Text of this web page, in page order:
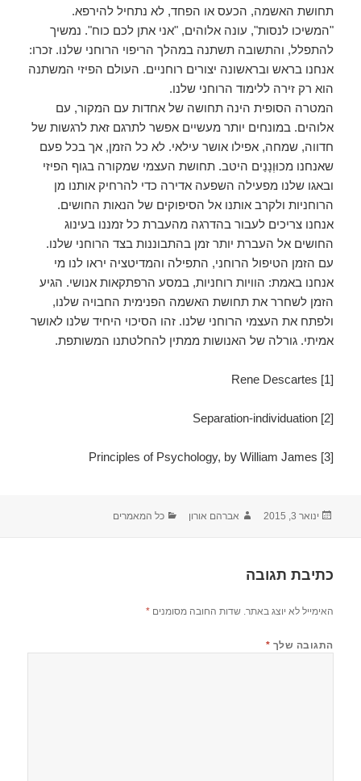
תחושת האשמה, הכעס או הפחד, לא נתחיל להירפא.
"המשיכו לנסות", עונה אלוהים, "אני אתן לכם כוח". נמשיך
להתפלל, והתשובה תשתנה במהלך הריפוי הרוחני שלנו. זכרו:
אנחנו בראש ובראשונה יצורים רוחניים. העולם הפיזי המשתנה
הוא רק זירה ללימוד הרוחני שלנו.
המטרה הסופית הינה תחושה של אחדות עם המקור, עם
אלוהים. במונחים יותר מעשיים אפשר לתרגם זאת לרגשות של
חדווה, שמחה, אפילו אושר עילאי. לא כל הזמן, אך בכל פעם
שאנחנו מכוּוְנָנַים היטב. תחושת העצמי שמקורה בגוף הפיזי
ובאגו שלנו מפעילה השפעה אדירה כדי להרחיק אותנו מן
הרוחניות ולקרב אותנו אל הסיפוקים של הנאות החושים.
אנחנו צריכים לעבור בהדרגה מהעברת כל זמננו בעינוג
החושים אל העברת יותר זמן בהתבוננות בצד הרוחני שלנו.
עם הזמן הטיפול הרוחני, התפילה והמדיטציה יראו לנו מי
אנחנו באמת: הוויות רוחניות, במסע הרפתקאות אנושי. הגיע
הזמן לשחרר את תחושת האשמה הפנימית החבויה שלנו,
ולפתח את העצמי הרוחני שלנו. זהו הסיכוי היחיד שלנו לאושר
אמיתי. גורלה של האנושות ממתין להחלטתנו המשותפת.
[1] Rene Descartes
[2] Separation-individuation
[3] Principles of Psychology, by William James
פורסם
ינואר 3, 2015 מחבר
אברהם אורון קטגוריות
כל המאמרים
כתיבת תגובה
האימייל לא יוצג באתר. שדות החובה מסומנים*
התגובה שלך *